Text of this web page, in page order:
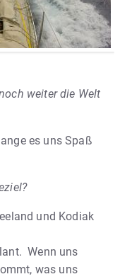
weiter die Welt
es uns Spaß
und Kodiak
Wenn uns
was uns